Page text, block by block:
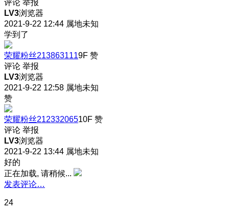
评论 举报
LV3浏览器
2021-9-22 12:44 属地未知
学到了
荣耀粉丝2138631119F 赞
评论 举报
LV3浏览器
2021-9-22 12:58 属地未知
赞
荣耀粉丝21233206510F 赞
评论 举报
LV3浏览器
2021-9-22 13:44 属地未知
好的
正在加载, 请稍候...
发表评论…
24